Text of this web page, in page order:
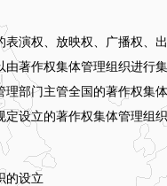
权、放映权、广播权、
著作权集体管理组织进行集
门主管全国的著作权集体
立的著作权集体管理组
的设立